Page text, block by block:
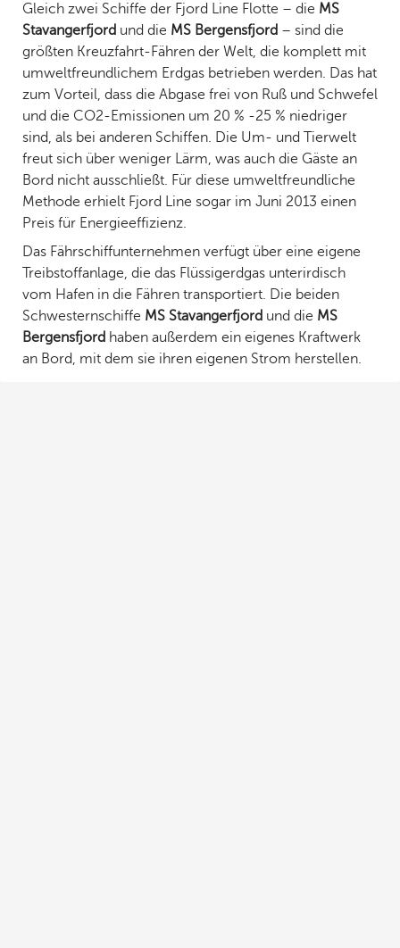
Gleich zwei Schiffe der Fjord Line Flotte – die MS
Stavangerfjord und die MS Bergensfjord – sind die
größten Kreuzfahrt-Fähren der Welt, die komplett mit
umweltfreundlichem Erdgas betrieben werden. Das hat
zum Vorteil, dass die Abgase frei von Ruß und Schwefel
und die CO2-Emissionen um 20 % -25 % niedriger
sind, als bei anderen Schiffen. Die Um- und Tierwelt
freut sich über weniger Lärm, was auch die Gäste an
Bord nicht ausschließt. Für diese umweltfreundliche
Methode erhielt Fjord Line sogar im Juni 2013 einen
Preis für Energieeffizienz.
Das Fährschiffunternehmen verfügt über eine eigene
Treibstoffanlage, die das Flüssigerdgas unterirdisch
vom Hafen in die Fähren transportiert. Die beiden
Schwesternschiffe MS Stavangerfjord und die MS
Bergensfjord haben außerdem ein eigenes Kraftwerk
an Bord, mit dem sie ihren eigenen Strom herstellen.